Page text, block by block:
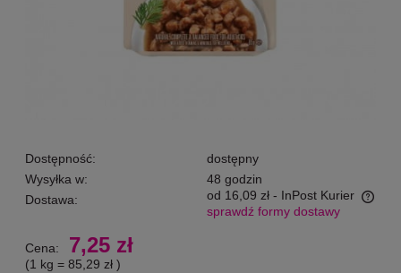
Dostępność:
dostępny
Wysyłka w:
48 godzin
Dostawa:
od 16,09 zł - InPost Kurier
Cena nie zawiera ewentualnych kosztów płatności
sprawdź formy dostawy
Cena: 7,25 zł
(1 kg = 85,29 zł )